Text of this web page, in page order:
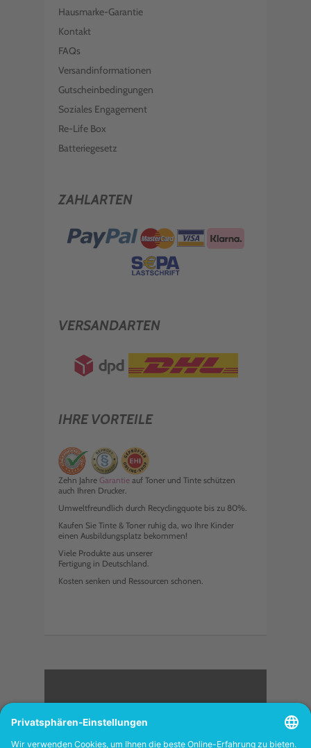
Hausmarke-Garantie
Kontakt
FAQs
Versandinformationen
Gutscheinbedingungen
Soziales Engagement
Re-Life Box
Batteriegesetz
ZAHLARTEN
VERSANDARTEN
IHRE VORTEILE
Zehn Jahre Garantie auf Toner und Tinte schützen
auch Ihren Drucker.
Umweltfreundlich durch Recyclingquote bis zu 80%.
Kaufen Sie Tinte & Toner ruhig da, wo Ihre Kinder
einen Ausbildungsplatz bekommen!
Viele Produkte aus unserer
Fertigung in Deutschland.
Kosten senken und Ressourcen schonen.
<